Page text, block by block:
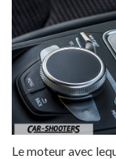
Le moteur avec